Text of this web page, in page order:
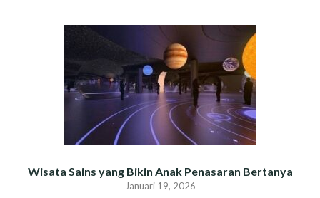
Wisata Sains yang Bikin Anak Penasaran Bertanya
Januari 19, 2026